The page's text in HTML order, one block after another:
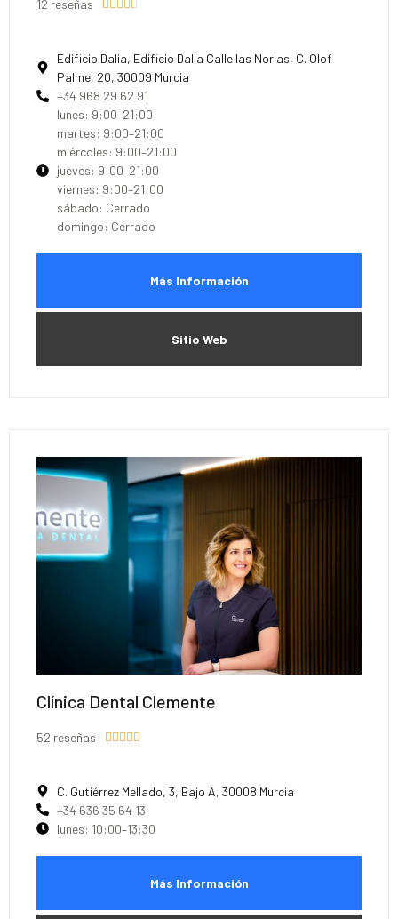
12 reseñas     
Edificio Dalia, Edificio Dalia Calle las Norias, C. Olof
Palme, 20, 30009 Murcia
+34 968 29 62 91
lunes: 9:00–21:00
martes: 9:00–21:00
miércoles: 9:00–21:00
jueves: 9:00–21:00
viernes: 9:00–21:00
sábado: Cerrado
domingo: Cerrado
Más Información
Sitio Web
Clínica Dental Clemente
52 reseñas     
C. Gutiérrez Mellado, 3, Bajo A, 30008 Murcia
+34 636 35 64 13
lunes: 10:00–13:30
Más Información